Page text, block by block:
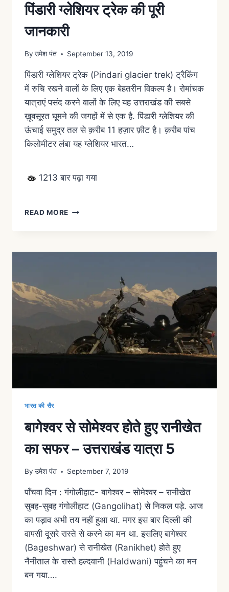
पिंडारी ग्लेशियर ट्रेक की पूरी
जानकारी
By उमेश पंत September 13, 2019
पिंडारी ग्लेशियर ट्रेक (Pindari glacier trek) ट्रैकिंग
में रुचि रखने वालों के लिए एक बेहतरीन विकल्प है। रोमांचक
यात्राएं पसंद करने वालों के लिए यह उत्तराखंड की सबसे
ख़ूबसूरत घूमने की जगहों में से एक है. पिंडारी ग्लेशियर की
ऊंचाई समुद्र तल से क़रीब 11 हज़ार फ़ीट है। क़रीब पांच
किलोमीटर लंबा यह ग्लेशियर भारत…
1213 बार पढ़ा गया
READ MORE
भारत की सैर
बागेश्वर से सोमेश्वर होते हुए रानीखेत
का सफर – उत्तराखंड यात्रा 5
By उमेश पंत September 7, 2019
पाँचवा दिन : गंगोलीहाट- बागेश्वर – सोमेश्वर – रानीखेत
सुबह-सुबह गंगोलीहाट (Gangolihat) से निकल पड़े. आज
का पड़ाव अभी तय नहीं हुआ था. मगर इस बार दिल्ली की
वापसी दूसरे रास्ते से करने का मन था. इसलिए बागेश्वर
(Bageshwar) से रानीखेत (Ranikhet) होते हुए
नैनीताल के रास्ते हल्दवानी (Haldwani) पहुंचने का मन
बन गया….